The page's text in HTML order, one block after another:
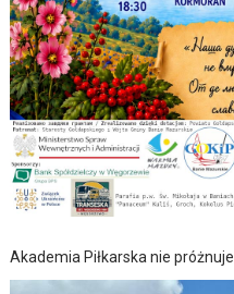
Akademia Piłkarska nie próżnuje